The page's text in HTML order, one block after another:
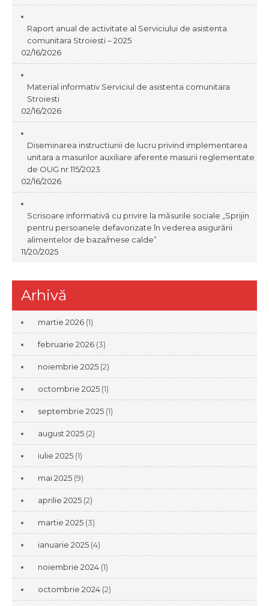
Raport anual de activitate al Serviciului de asistenta
comunitara Stroiesti – 2025
02/16/2026
Material informativ Serviciul de asistenta comunitara
Stroiesti
02/16/2026
Diseminarea instructiunii de lucru privind implementarea
unitara a masurilor auxiliare aferente masurii reglementate
de OUG nr.115/2023
02/16/2026
Scrisoare informativă cu privire la măsurile sociale „Sprijin
pentru persoanele defavorizate în vederea asigurării
alimentelor de baza/mese calde”
11/20/2025
Arhivă
martie 2026 (1)
februarie 2026 (3)
noiembrie 2025 (2)
octombrie 2025 (1)
septembrie 2025 (1)
august 2025 (2)
iulie 2025 (1)
mai 2025 (9)
aprilie 2025 (2)
martie 2025 (3)
ianuarie 2025 (4)
noiembrie 2024 (1)
octombrie 2024 (2)